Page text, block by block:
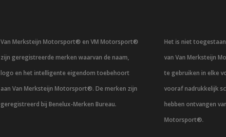
Van Merksteijn Motorsport® en VM Motorsport®
zijn geregistreerde merken waarvan de naam,
logo en het intelligente eigendom toebehoort
aan Van Merksteijn Motorsport®. De merken zijn
geregistreerd bij Benelux-Merken Bureau.
Het is niet
van Van Merksteijn
te gebruiken in elke
vooraf nadrukkelijk
hebben ontvangen
Motorsport®.